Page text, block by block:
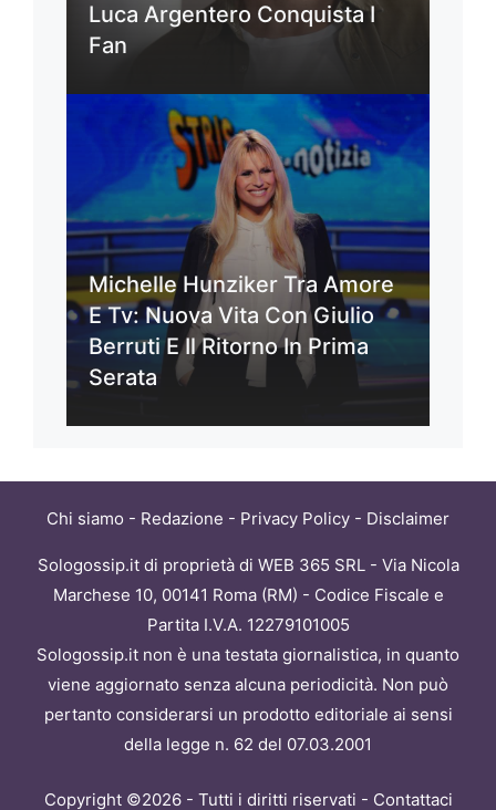
Luca Argentero Conquista I
Fan
Michelle Hunziker Tra Amore
E Tv: Nuova Vita Con Giulio
Berruti E Il Ritorno In Prima
Serata
Chi siamo - Redazione - Privacy Policy - Disclaimer
Sologossip.it di proprietà di WEB 365 SRL - Via Nicola
Marchese 10, 00141 Roma (RM) - Codice Fiscale e
Partita I.V.A. 12279101005
Sologossip.it non è una testata giornalistica, in quanto
viene aggiornato senza alcuna periodicità. Non può
pertanto considerarsi un prodotto editoriale ai sensi
della legge n. 62 del 07.03.2001
Copyright ©2026 - Tutti i diritti riservati - Contattaci